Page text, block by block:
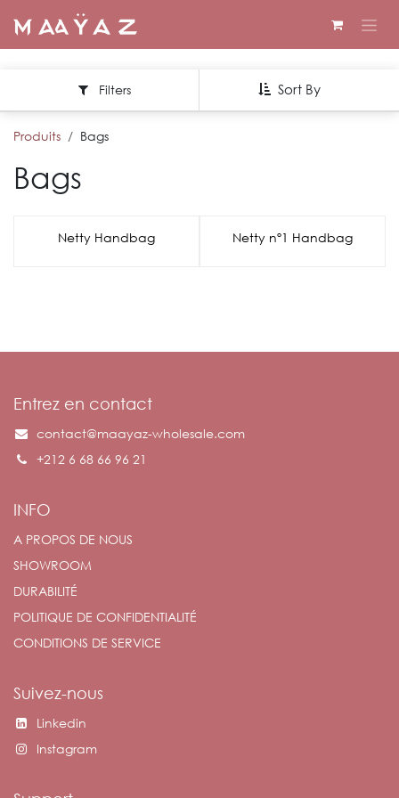
Sort By
Filters
Produits Bags
Bags
Netty Handbag Netty nº1 Handbag
Entrez en contact
contact@maayaz-wholesale.com
+212 6 68 66 96 21
INFO
A PROPOS DE NOUS
SHOWROOM
DURABILITÉ
POLITIQUE DE CONFIDENTIALITÉ
CONDITIONS DE SERVICE
Suivez-nous
Linkedin
Instagram